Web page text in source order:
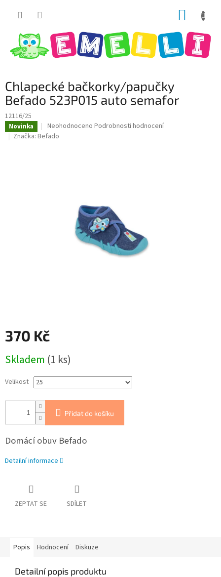
Chlapecké bačkorky/papučky
Befado 523P015 auto semafor
12116/25
Novinka
Průměrné
hodnocení
Neohodnoceno Podrobnosti hodnocení
Značka: Befado
370 Kč
cena:
Skladem (1 ks)
Velikost
Přidat do košíku
Domácí obuv Befado
Detailní informace
ZEPTAT SE SDÍLET
Popis Hodnocení Diskuze
Detailní popis produktu